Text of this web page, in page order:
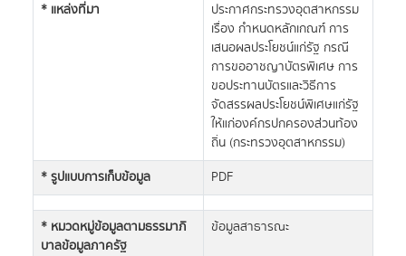
* แหล่งที่มา
ประกาศกระทรวงอุตสาหกรรม
เรื่อง กำหนดหลักเกณฑ์ การ
เสนอผลประโยชน์แก่รัฐ กรณี
การขออาชญาบัตรพิเศษ การ
ขอประทานบัตรและวิธีการ
จัดสรรผลประโยชน์พิเศษแก่รัฐ
ให้แก่องค์กรปกครองส่วนท้อง
ถิ่น (กระทรวงอุตสาหกรรม)
* รูปแบบการเก็บข้อมูล
PDF
* หมวดหมู่ข้อมูลตามธรรมาภิ
บาลข้อมูลภาครัฐ
ข้อมูลสาธารณะ